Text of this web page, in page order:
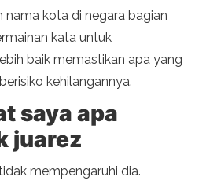
nama kota di negara bagian
kata untuk
baik memastikan apa yang
kehilangannya.
saya apa
juarez
mempengaruhi dia.